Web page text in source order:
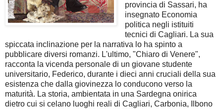
provincia di Sassari, ha
insegnato Economia
politica negli istituiti
tecnici di Cagliari. La sua
spiccata inclinazione per la narrativa lo ha spinto a
pubblicare diversi romanzi. L'ultimo, "Chiaro di Venere",
racconta la vicenda personale di un giovane studente
universitario, Federico, durante i dieci anni cruciali della sua
esistenza che dalla giovinezza lo conducono verso la
maturità. La storia, ambientata in una Sardegna onirica
dietro cui si celano luoghi reali di Cagliari, Carbonia, Ilbono